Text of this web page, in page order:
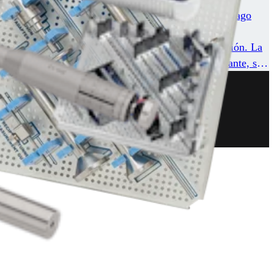
(OATS) facilitan la obtención de cilindros de cartílago
Se crea un orificio receptor, de la profundidad
pins centradores para fijación de ajuste por presión. La
al ras con el cartílago articular circundante, se